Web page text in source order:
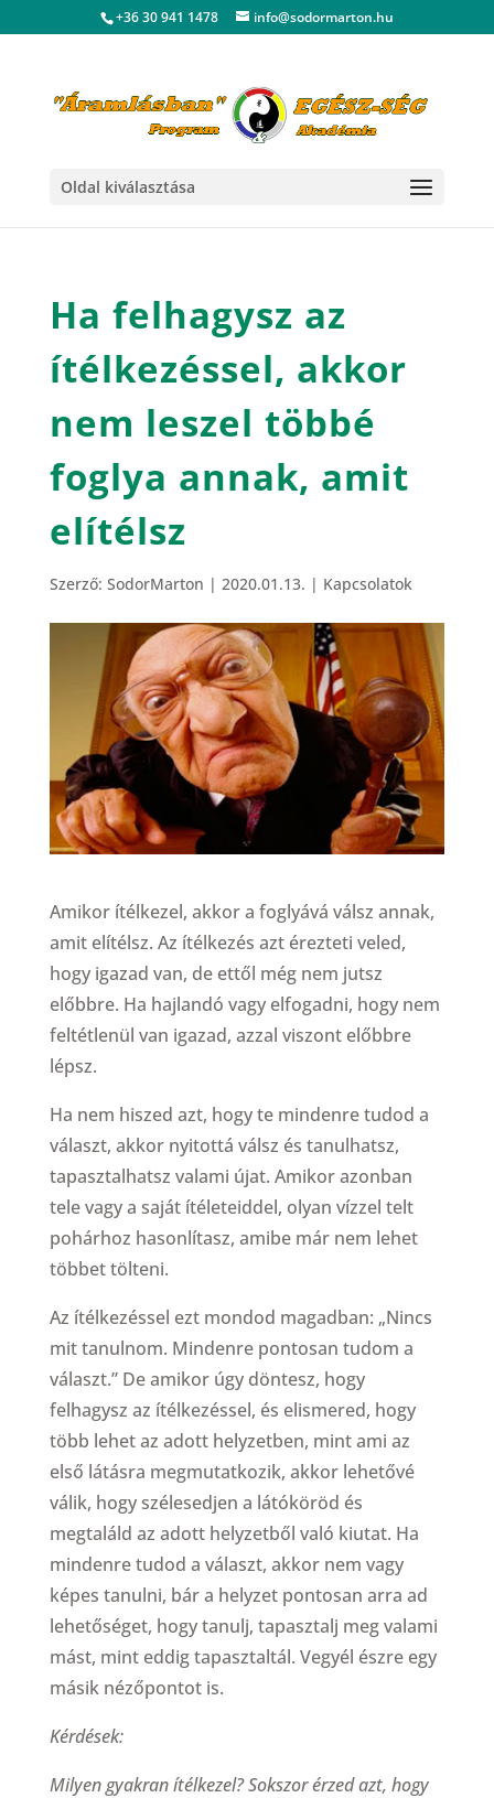
+36 30 941 1478 info@sodormarton.hu
Oldal kiválasztása
Ha felhagysz az
ítélkezéssel, akkor
nem leszel többé
foglya annak, amit
elítélsz
Szerző: SodorMarton | 2020.01.13. | Kapcsolatok
Amikor ítélkezel, akkor a foglyává válsz annak,
amit elítélsz. Az ítélkezés azt érezteti veled,
hogy igazad van, de ettől még nem jutsz
előbbre. Ha hajlandó vagy elfogadni, hogy nem
feltétlenül van igazad, azzal viszont előbbre
lépsz.
Ha nem hiszed azt, hogy te mindenre tudod a
választ, akkor nyitottá válsz és tanulhatsz,
tapasztalhatsz valami újat. Amikor azonban
tele vagy a saját ítéleteiddel, olyan vízzel telt
pohárhoz hasonlítasz, amibe már nem lehet
többet tölteni.
Az ítélkezéssel ezt mondod magadban: „Nincs
mit tanulnom. Mindenre pontosan tudom a
választ.” De amikor úgy döntesz, hogy
felhagysz az ítélkezéssel, és elismered, hogy
több lehet az adott helyzetben, mint ami az
első látásra megmutatkozik, akkor lehetővé
válik, hogy szélesedjen a látóköröd és
megtaláld az adott helyzetből való kiutat. Ha
mindenre tudod a választ, akkor nem vagy
képes tanulni, bár a helyzet pontosan arra ad
lehetőséget, hogy tanulj, tapasztalj meg valami
mást, mint eddig tapasztaltál. Vegyél észre egy
másik nézőpontot is.
Kérdések:
Milyen gyakran ítélkezel? Sokszor érzed azt, hogy